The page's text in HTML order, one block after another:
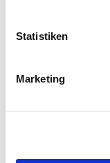
Statistiken
Marketing